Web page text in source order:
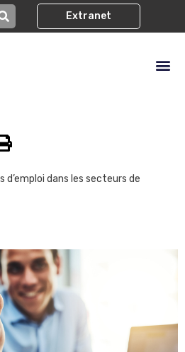
Extranet
d’emploi dans les secteurs de